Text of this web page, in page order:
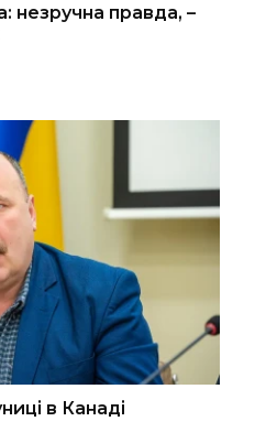
незручна правда, –
в Канаді